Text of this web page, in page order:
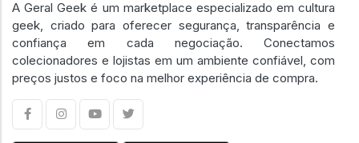
A Geral Geek é um marketplace especializado em cultura
geek, criado para oferecer segurança, transparência e
confiança em cada negociação. Conectamos
colecionadores e lojistas em um ambiente confiável, com
preços justos e foco na melhor experiência de compra.